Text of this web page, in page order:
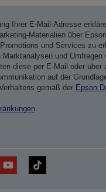
Ihrer E-Mail-Adresse
Materialien über
und Services zu
Marktanalysen und Umfragen
diese per E-Mail oder über
auf der
gemäß der Epson